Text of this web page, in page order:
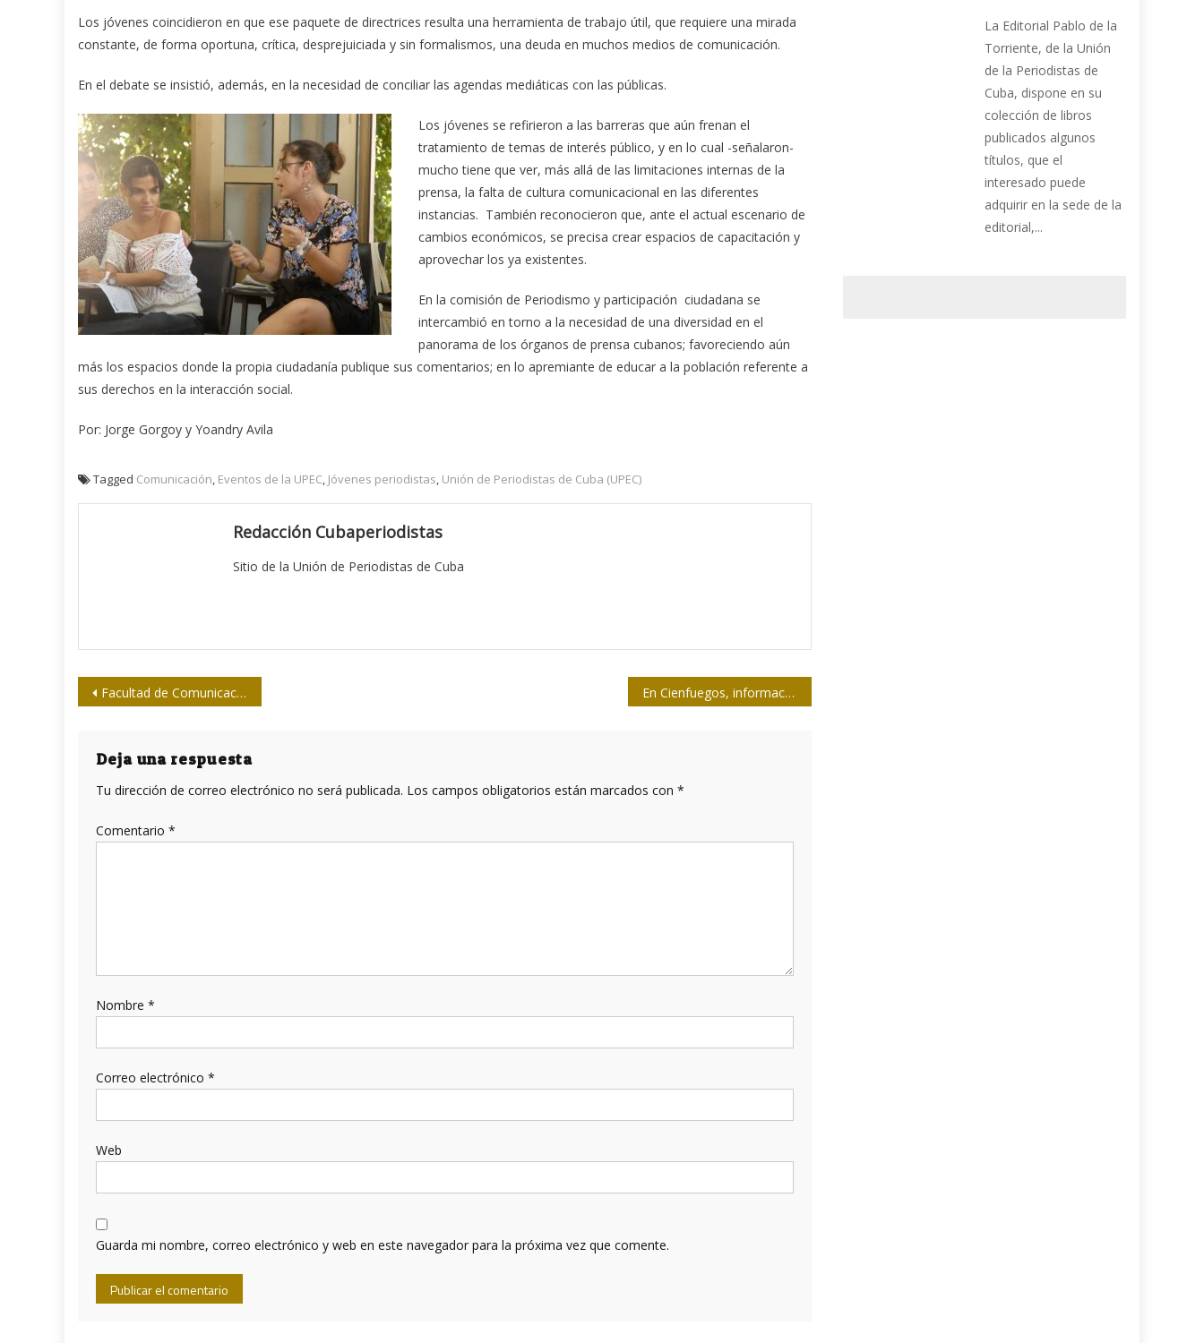
Los jóvenes coincidieron en que ese paquete de directrices resulta una herramienta de trabajo útil, que requiere una mirada
constante, de forma oportuna, crítica, desprejuiciada y sin formalismos, una deuda en muchos medios de comunicación.
En el debate se insistió, además, en la necesidad de conciliar las agendas mediáticas con las públicas.
Los jóvenes se refirieron a las barreras que aún frenan el
tratamiento de temas de interés público, y en lo cual -señalaron-
mucho tiene que ver, más allá de las limitaciones internas de la
prensa, la falta de cultura comunicacional en las diferentes
instancias. También reconocieron que, ante el actual escenario de
cambios económicos, se precisa crear espacios de capacitación y
aprovechar los ya existentes.
En la comisión de Periodismo y participación ciudadana se
intercambió en torno a la necesidad de una diversidad en el
panorama de los órganos de prensa cubanos; favoreciendo aún
más los espacios donde la propia ciudadanía publique sus comentarios; en lo apremiante de educar a la población referente a
sus derechos en la interacción social.
Por: Jorge Gorgoy y Yoandry Avila
Tagged Comunicación, Eventos de la UPEC, Jóvenes periodistas, Unión de Periodistas de Cuba (UPEC)
Redacción Cubaperiodistas
Sitio de la Unión de Periodistas de Cuba
Navegación
entradas
Facultad de Comunicación de la UH celebra su excelencia En Cienfuegos, información y comunicación para el desarrollo
Deja una respuesta
Tu dirección de correo electrónico no será publicada. Los campos obligatorios están marcados con *
Comentario *
Nombre *
Correo electrónico *
Web
Guarda mi nombre, correo electrónico y web en este navegador para la próxima vez que comente.
La Editorial Pablo de la
Torriente, de la Unión
de la Periodistas de
Cuba, dispone en su
colección de libros
publicados algunos
títulos, que el
interesado puede
adquirir en la sede de la
editorial,...